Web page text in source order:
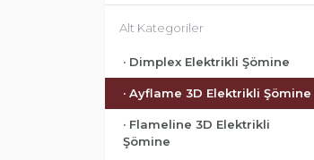
Alt Kategoriler
· Dimplex Elektrikli Şömine
· Ayflame 3D Elektrikli Şömine
· Flameline 3D Elektrikli
Şömine